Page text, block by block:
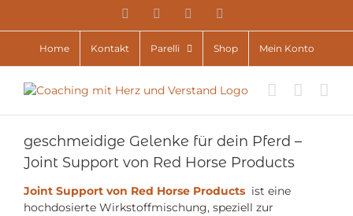
YouTubeFacebookInstagram
Home Kontakt Parelli Shop Mein Konto
geschmeidige Gelenke für dein Pferd –
Joint Support von Red Horse Products
Joint Support von Red Horse Products ist eine
hochdosierte Wirkstoffmischung, speziell zur